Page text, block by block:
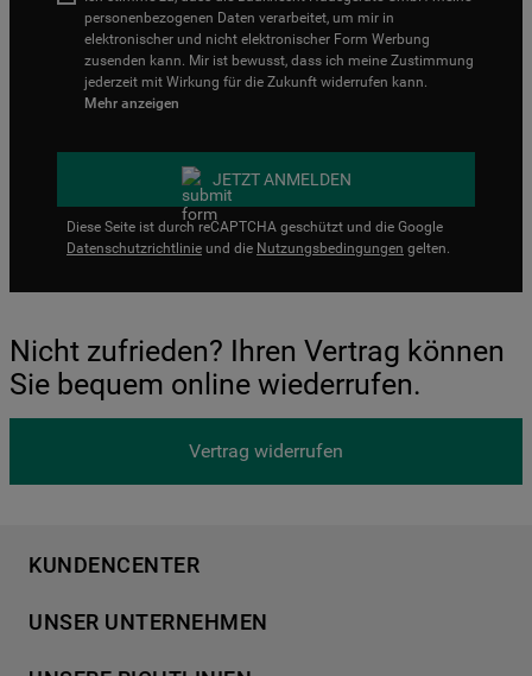
personenbezogenen Daten verarbeitet, um mir in
elektronischer und nicht elektronischer Form Werbung
zusenden kann. Mir ist bewusst, dass ich meine Zustimmung
jederzeit mit Wirkung für die Zukunft widerrufen kann.
Mehr anzeigen
JETZT ANMELDEN
Diese Seite ist durch reCAPTCHA geschützt und die Google
Datenschutzrichtlinie und die Nutzungsbedingungen gelten.
Nicht zufrieden? Ihren Vertrag können
Sie bequem online wiederrufen.
Vertrag widerrufen
KUNDENCENTER
Händlersuche
Häufige Fragen
UNSER UNTERNEHMEN